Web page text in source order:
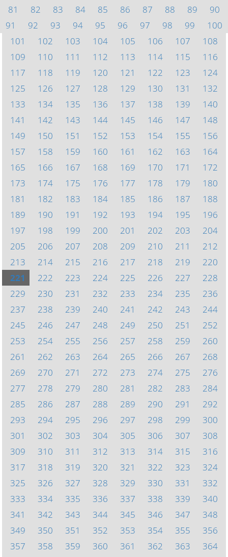
81
82 83 84 85 86 87 88 89
90
91
92 93 94 95 96 97 98 99
100
101
102 103 104 105 106 107
108
109
110 111 112 113 114 115
116
117
118 119 120 121 122 123
124
125
126 127 128 129 130 131
132
133
134 135 136 137 138 139
140
141
142 143 144 145 146 147
148
149
150 151 152 153 154 155
156
157
158 159 160 161 162 163
164
165
166 167 168 169 170 171
172
173
174 175 176 177 178 179
180
181
182 183 184 185 186 187
188
189
190 191 192 193 194 195
196
197
198 199 200 201 202 203
204
205
206 207 208 209 210 211
212
213
214 215 216 217 218 219
220
221
222 223 224 225 226 227
228
229
230 231 232 233 234 235
236
237
238 239 240 241 242 243
244
245
246 247 248 249 250 251
252
253
254 255 256 257 258 259
260
261
262 263 264 265 266 267
268
269
270 271 272 273 274 275
276
277
278 279 280 281 282 283
284
285
286 287 288 289 290 291
292
293
294 295 296 297 298 299
300
301
302 303 304 305 306 307
308
309
310 311 312 313 314 315
316
317
318 319 320 321 322 323
324
325
326 327 328 329 330 331
332
333
334 335 336 337 338 339
340
341
342 343 344 345 346 347
348
349
350 351 352 353 354 355
356
357
358 359 360 361 362 363
364